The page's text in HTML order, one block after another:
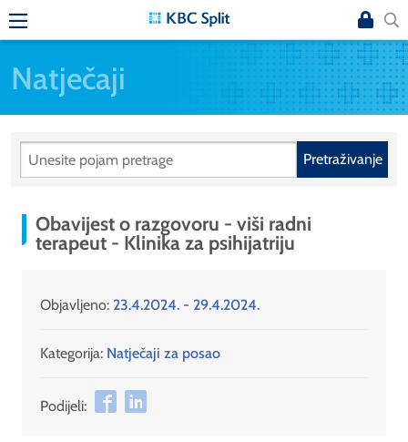
Natječaji
Pretraživanje
Obavijest o razgovoru - viši radni
terapeut - Klinika za psihijatriju
Objavljeno: 23.4.2024. - 29.4.2024.
Kategorija: Natječaji za posao
Podijeli: